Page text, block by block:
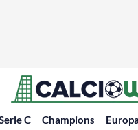
C Champions